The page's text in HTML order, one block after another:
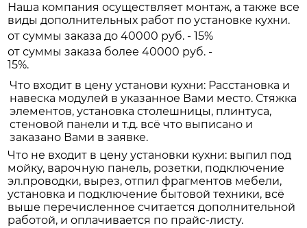
Наша компания осуществляет монтаж, а также все
виды дополнительных работ по установке кухни.
от суммы заказа до 40000 руб. - 15%
от суммы заказа более 40000 руб. -
15%.
Что входит в цену установи кухни: Расстановка и
навеска модулей в указанное Вами место. Стяжка
элементов, установка столешницы, плинтуса,
стеновой панели и т.д. всё что выписано и
заказано Вами в заявке.
Что не входит в цену установки кухни: выпил под
мойку, варочную панель, розетки, подключение
эл.проводки, вырез, отпил фрагментов мебели,
установка и подключение бытовой техники, всё
выше перечисленное считается дополнительной
работой, и оплачивается по прайс-листу.